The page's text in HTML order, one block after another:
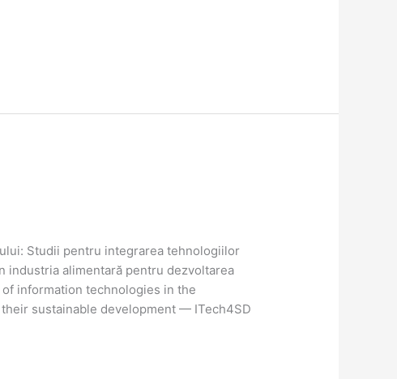
Studii pentru integrarea tehnologiilor
industria alimentară pentru dezvoltarea
information technologies in the
sustainable development — ITech4SD